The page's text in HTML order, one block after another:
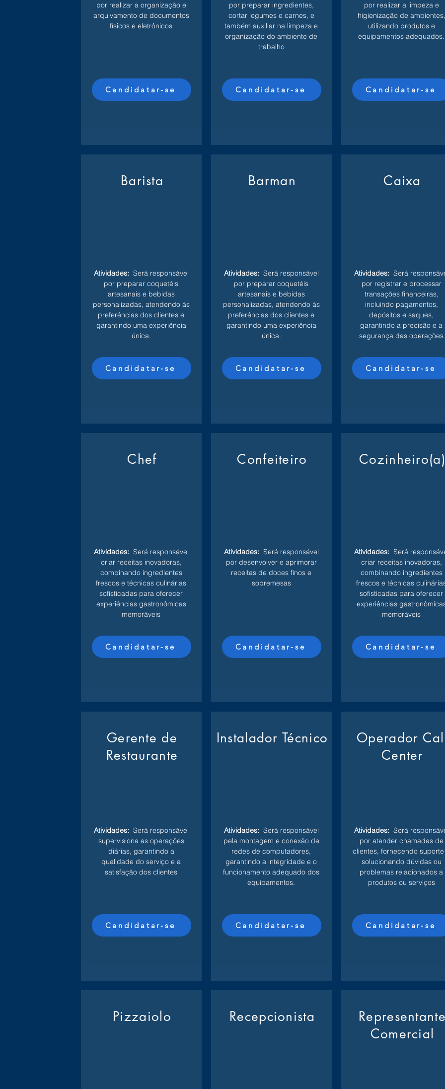
por realizar a organização e
arquivamento de documentos
físicos e eletrônicos
Candidatar-se
Barista
Atividades: Será responsável
por preparar coquetéis
artesanais e bebidas
personalizadas, atendendo às
preferências dos clientes e
garantindo uma experiência
única.
Candidatar-se
Chef
Atividades: Será responsável
criar receitas inovadoras,
combinando ingredientes
frescos e técnicas culinárias
sofisticadas para oferecer
experiências gastronômicas
memoráveis
Candidatar-se
Gerente de
Restaurante
Atividades: Será responsável
supervisiona as operações
diárias, garantindo a
qualidade do serviço e a
satisfação dos clientes
Candidatar-se
Pizzaiolo
por preparar ingredientes,
cortar legumes e carnes, e
também auxiliar na limpeza e
organização do ambiente de
trabalho
Candidatar-se
Barman
Atividades: Será responsável
por preparar coquetéis
artesanais e bebidas
personalizadas, atendendo às
preferências dos clientes e
garantindo uma experiência
única.
Candidatar-se
Confeiteiro
Atividades: Será responsável
por desenvolver e aprimorar
receitas de doces finos e
sobremesas
Candidatar-se
Instalador Técnico
Atividades: Será responsável
pela montagem e conexão de
redes de computadores,
garantindo a integridade e o
funcionamento adequado dos
equipamentos.
Candidatar-se
Recepcionista
por realizar a limpeza e
higienização de ambientes,
utilizando produtos e
equipamentos adequados.
Candidatar-se
Caixa
Atividades: Será
por registrar e processar
transações financeiras,
incluindo pagamentos,
depósitos e saques,
garantindo a precisão e a
segurança das operações
Candidatar-se
Cozinheiro(a)
Atividades: Será
criar receitas inovadoras,
combinando ingredientes
frescos e técnicas
sofisticadas para oferecer
experiências
memoráveis
Candidatar-se
Operador
Center
Atividades: Será
por atender chamadas de
clientes, fornecendo
solucionando dúvidas ou
problemas relacionados a
produtos ou serviços
Candidatar-se
Comercial